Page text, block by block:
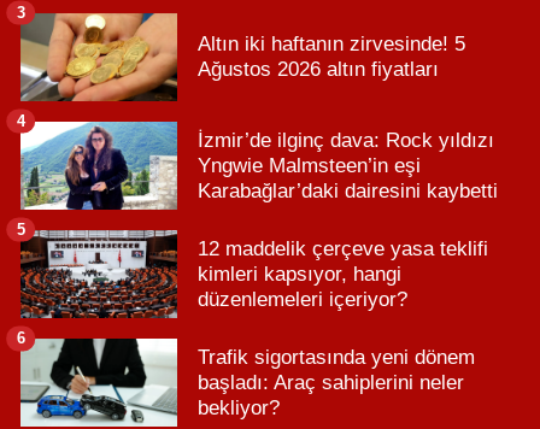
Altın iki haftanın zirvesinde! 5
Ağustos 2026 altın fiyatları
3
İzmir’de ilginç dava: Rock yıldızı
Yngwie Malmsteen’in eşi
Karabağlar’daki dairesini kaybetti
4
12 maddelik çerçeve yasa teklifi
kimleri kapsıyor, hangi
düzenlemeleri içeriyor?
5
Trafik sigortasında yeni dönem
başladı: Araç sahiplerini neler
bekliyor?
6